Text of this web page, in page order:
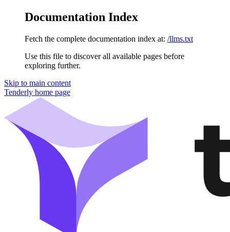
Documentation Index
Fetch the complete documentation index at: /llms.txt
Use this file to discover all available pages before
exploring further.
Skip to main content
Tenderly home page